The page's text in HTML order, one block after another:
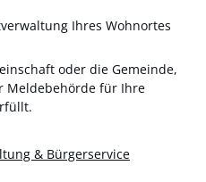
Ihres Wohnortes
oder die Gemeinde,
Meldebehörde für Ihre
& Bürgerservice